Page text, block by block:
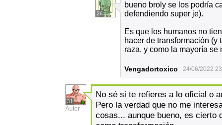
26
bueno broly se los podría
defendiendo super je).
Es que los humanos no
hacer de transformación
raza, y como la mayoría se
Vengadortoxico 24/06/2022
31
Autor
No sé si te refieres a lo oficial o
Pero la verdad que no me
cosas... aunque bueno, es cierto